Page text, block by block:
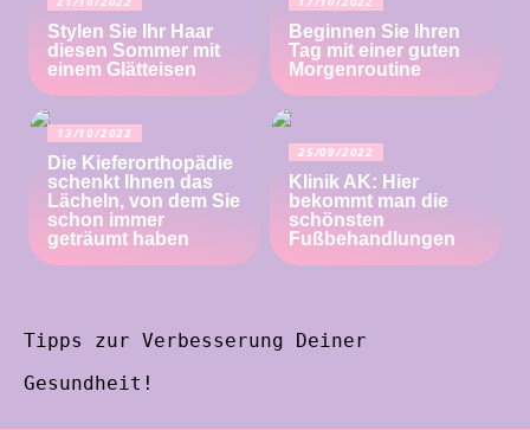
Stylen Sie Ihr Haar
diesen Sommer mit
einem Glätteisen
Beginnen Sie Ihren
Tag mit einer guten
Morgenroutine
13/10/2022
Die Kieferorthopädie
schenkt Ihnen das
Lächeln, von dem Sie
schon immer
geträumt haben
25/09/2022
Klinik AK: Hier
bekommt man die
schönsten
Fußbehandlungen
Tipps zur Verbesserung Deiner
Gesundheit!